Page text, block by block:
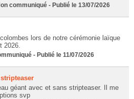
communiqué - Publié le 13/07/2026
lors de notre cérémonie laïque
2026.
- Publié le 11/07/2026
géant avec et sans stripteaser. Il me
svp